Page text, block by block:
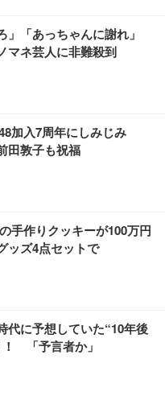
デスクチェア 疲れない テレ
クレスト 30度ロッキング機
ッシュ ゲーミング/勉強/事
チェア (ブラック)
デスクチェア 疲れない テレ
クレスト 30度ロッキング機
メッシュ ゲーミング/勉強/事
チェア (ホワイト)
ア デスクチェア 肘なし メ
サポート付き 腰サポート ガ
転 キャスター付き コンパク
グモニター DualSense 充電
）
27インチ 液晶モニタ
）VA 非光沢 HDMI/DisplayP
FHD】GRAPHT THE S
24” Essential ゲーミン
チ 1ms FHD 量子ドット 残
オムツ L 中型犬用 26枚入
ーシック) 【Amazon.co.jp
リスオーヤマ ペットシーツ
シーツ 超厚型 お徳用 レギ
限定】
」「あっちゃんに謝れ」
ネ芸人に非難殺到
加入7周年にしみじみ
田敦子も祝福
手作りクッキーが100万円
ズ4点セットで
代に予想していた“10年後
「予言者か」